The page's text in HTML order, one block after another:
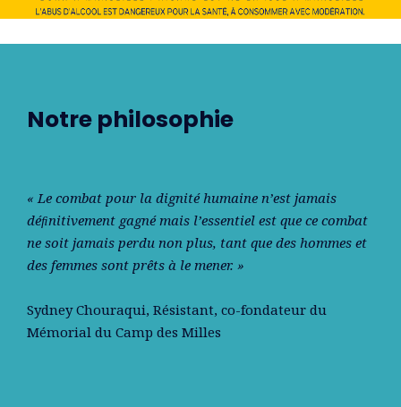
Notre philosophie
« Le combat pour la dignité humaine n’est jamais
déﬁnitivement gagné mais l’essentiel est que ce combat
ne soit jamais perdu non plus, tant que des hommes et
des femmes sont prêts à le mener. »
Sydney Chouraqui, Résistant, co-fondateur du
Mémorial du Camp des Milles